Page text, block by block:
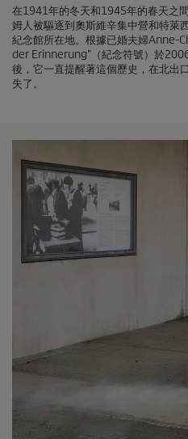
在1941年的冬天和1945年的春天之
姆人被驅逐到奧斯維辛集中營和特萊
紀念館所在地。根據已婚夫婦Anne-
der Erinnerung”（紀念符號）於
後，它一直提醒著這個歷史，在北出
失了。